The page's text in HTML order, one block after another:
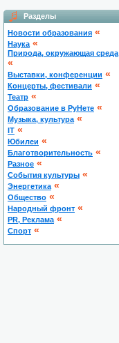
Разделы
Новости образования «
Наука «
Природа, окружающая среда
«
Выставки, конференции «
Концерты, фестивали «
Театр «
Образование в РуНете «
Музыка, культура «
IT «
Юбилеи «
Благотворительность «
Разное «
Cобытия культуры «
Энергетика «
Общество «
Народный фронт «
PR, Реклама «
Спорт «